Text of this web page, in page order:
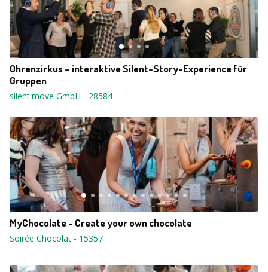
Ohrenzirkus – interaktive Silent-Story-Experience für
Gruppen
silent.move GmbH - 28584
MyChocolate - Create your own chocolate
Soirée Chocolat - 15357